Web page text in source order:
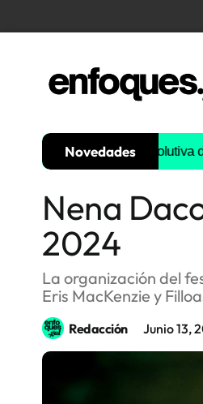
Tendencias
Memoria
Histórica
Gastronomía
Novedades
la historia evolutiva del
Nena
2024
La organización del
Eris MacKenzie y
Redacción Junio 13,